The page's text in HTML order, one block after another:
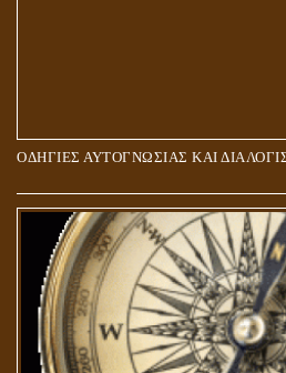
ΟΔΗΓΙΕΣ ΑΥΤΟΓΝΩΣΙΑΣ ΚΑΙ
5Η ΔΙΑΣΤΑΣΗ ΚΑΙ ΠΝΕΥΜΑΤΙΚΗ
ΚΑΤΑΣΤΑΣΕΙΣ